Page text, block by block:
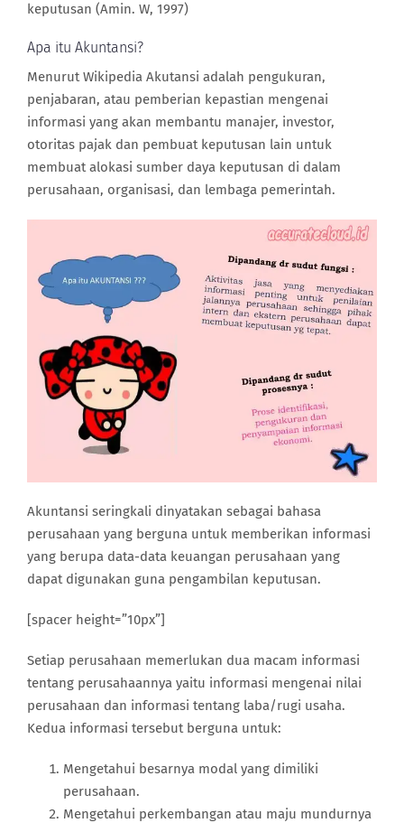
keputusan (Amin. W, 1997)
Apa itu Akuntansi?
Menurut Wikipedia Akutansi adalah pengukuran,
penjabaran, atau pemberian kepastian mengenai
informasi yang akan membantu manajer, investor,
otoritas pajak dan pembuat keputusan lain untuk
membuat alokasi sumber daya keputusan di dalam
perusahaan, organisasi, dan lembaga pemerintah.
Akuntansi seringkali dinyatakan sebagai bahasa
perusahaan yang berguna untuk memberikan informasi
yang berupa data-data keuangan perusahaan yang
dapat digunakan guna pengambilan keputusan.
[spacer height=”10px”]
Setiap perusahaan memerlukan dua macam informasi
tentang perusahaannya yaitu informasi mengenai nilai
perusahaan dan informasi tentang laba/rugi usaha.
Kedua informasi tersebut berguna untuk:
Mengetahui besarnya modal yang dimiliki
perusahaan.
Mengetahui perkembangan atau maju mundurnya